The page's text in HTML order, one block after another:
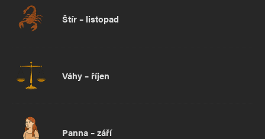
Štír – listopad
Váhy – říjen
Panna – září